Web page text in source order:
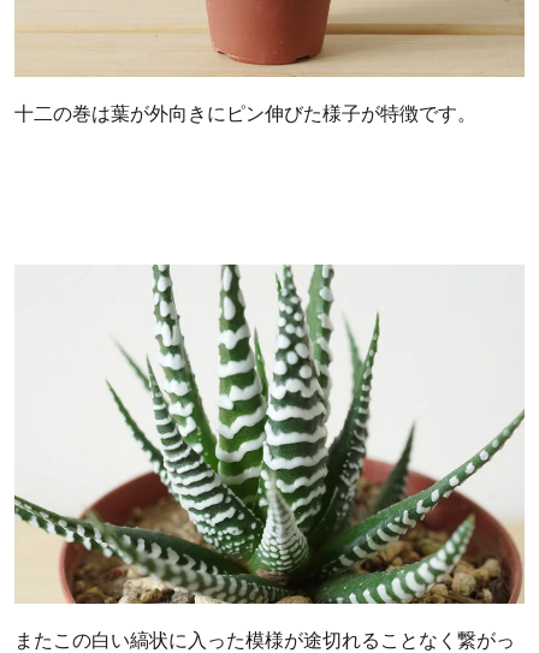
十二の巻は葉が外向きにピン伸びた様子が特徴です。
またこの白い縞状に入った模様が途切れることなく繋がっ